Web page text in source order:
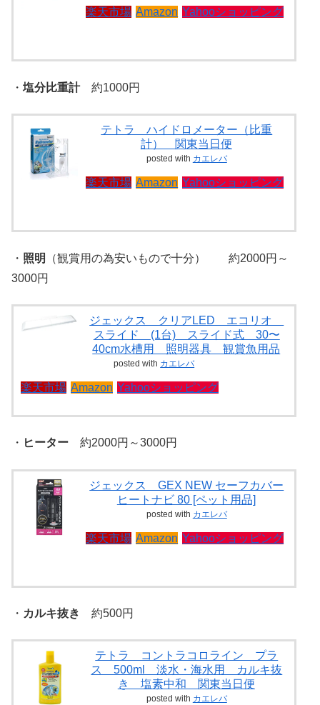
楽天市場 Amazon Yahooショッピング
・ 塩分比重計約1000円
テトラ ハイドロメーター（比重
計） 関東当日便
posted with カエレバ
楽天市場 Amazon Yahooショッピング
・ 照明
（観賞用の為安いもので十分） 約2000円～
3000円
ジェックス クリアLED エコリオ
スライド (1台) スライド式 30〜
40cm水槽用 照明器具 観賞魚用品
posted with カエレバ
楽天市場 Amazon Yahooショッピング
・ ヒーター 約2000円～3000円
ジェックス GEX NEW セーフカバー
ヒートナビ 80 [ペット用品]
posted with カエレバ
楽天市場 Amazon Yahooショッピング
・ カルキ抜き 約500円
テトラ コントラコロライン プラ
ス 500ml 淡水・海水用 カルキ抜
き 塩素中和 関東当日便
posted with カエレバ